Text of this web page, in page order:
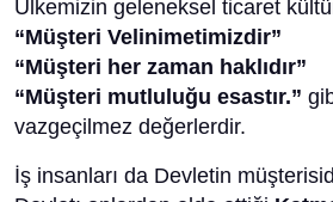
Ülkemizin geleneksel ticaret
“Müşteri Velinimetimizdir”
“Müşteri her zaman haklıdır”
“Müşteri mutluluğu esastır.”
vazgeçilmez değerlerdir.
İş insanları da Devletin